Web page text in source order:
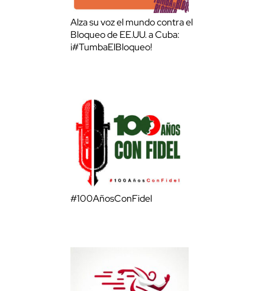
Alza su voz el mundo contra el
Bloqueo de EE.UU. a Cuba:
¡#TumbaElBloqueo!
#100AñosConFidel